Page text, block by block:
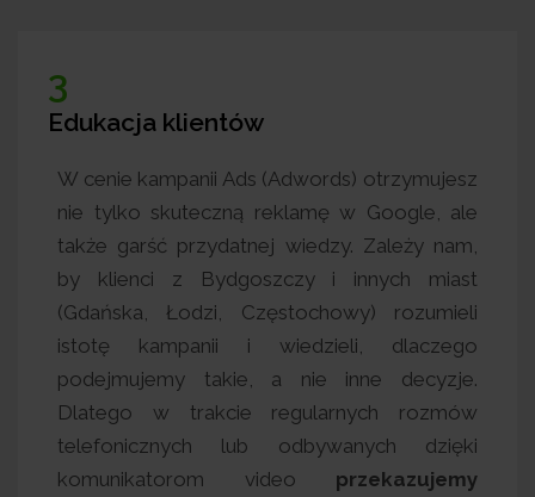
dlatego
kontakcie z naszymi
oraz innych miast.
raporty
a ponadtona bieżąco
się z klientami
, by skonsultować
ewentualne zmiany
po to, by klient
opieką, a specjalista
W cenie kampanii Ads
nie tylko skuteczną
także garść
by klienci z
(Gdańska, Łodzi,
istotę kampanii i
podejmujemy takie,
Dlatego w trakcie
telefonicznych lub
komunikatorom